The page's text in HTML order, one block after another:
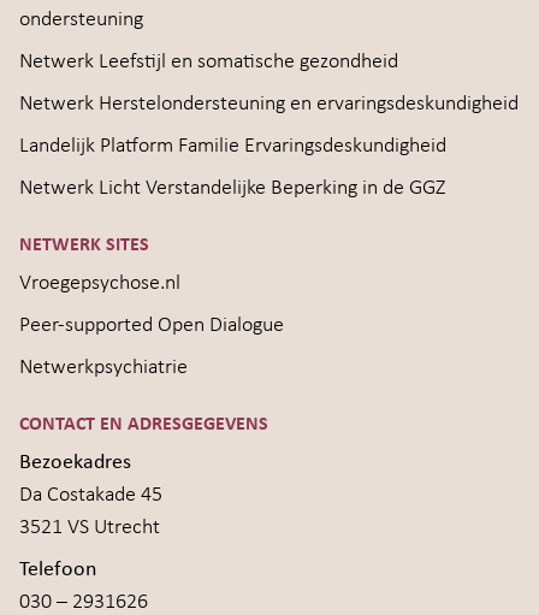
ondersteuning
Netwerk Leefstijl en somatische gezondheid
Netwerk Herstelondersteuning en ervaringsdeskundigheid
Landelijk Platform Familie Ervaringsdeskundigheid
Netwerk Licht Verstandelijke Beperking in de GGZ
NETWERK SITES
Vroegepsychose.nl
Peer-supported Open Dialogue
Netwerkpsychiatrie
CONTACT EN ADRESGEGEVENS
Bezoekadres
Da Costakade 45
3521 VS Utrecht
Telefoon
030 – 2931626